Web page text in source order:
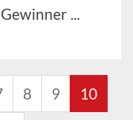
...
8 9 10